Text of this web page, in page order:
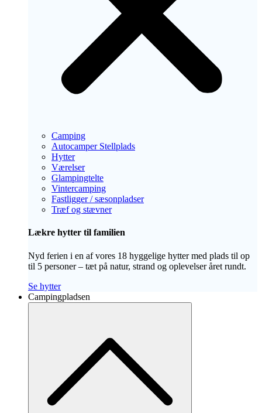
Camping
Autocamper Stellplads
Hytter
Værelser
Glampingtelte
Vintercamping
Fastligger / sæsonpladser
Træf og stævner
Lækre hytter til familien
Nyd ferien i en af vores 18 hyggelige hytter med plads til op
til 5 personer – tæt på natur, strand og oplevelser året rundt.
Se hytter
Campingpladsen